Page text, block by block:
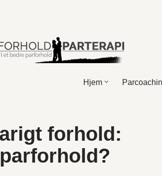
Hjem
forhold: